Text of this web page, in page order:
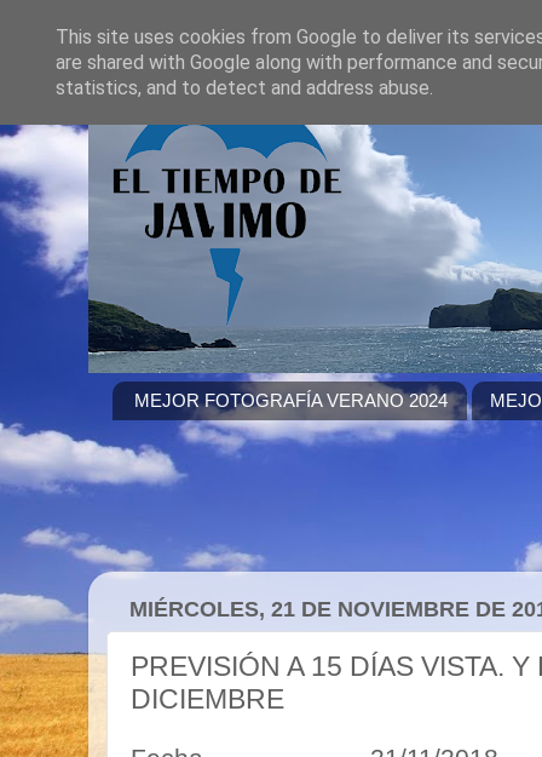
MEJOR FOTOGRAFÍA VERANO 2024
MIÉRCOLES, 21 DE NOVIEMBRE DE
PREVISIÓN A 15 DÍAS VISTA.
DICIEMBRE
This site uses cookies from Google to deliver its
are shared with Google along with performance and
statistics, and to detect and address abuse.